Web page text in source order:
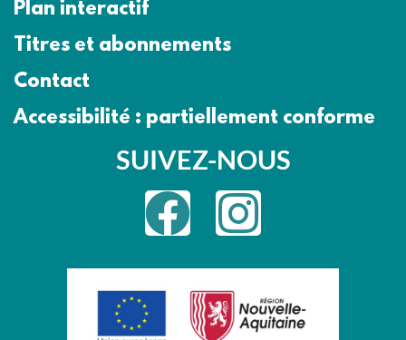
Plan interactif
Titres et abonnements
Contact
Accessibilité : partiellement conforme
SUIVEZ-NOUS